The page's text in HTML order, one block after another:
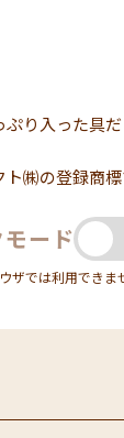
り入った具だ
㈱の登録商標
ード
ザでは利用できま